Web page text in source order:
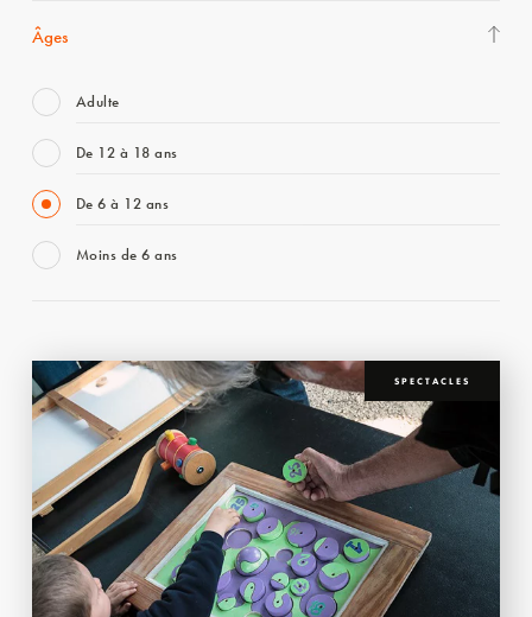
Âges
Adulte
De 12 à 18 ans
De 6 à 12 ans
Moins de 6 ans
SPECTACLES